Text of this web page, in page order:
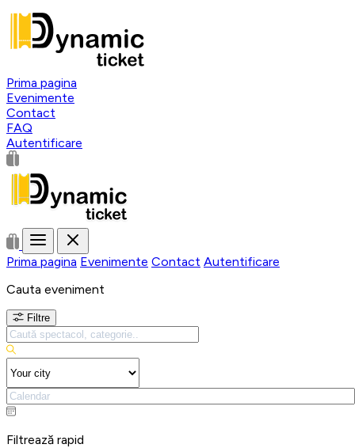
Prima pagina
Evenimente
Contact
FAQ
Autentificare
Prima pagina Evenimente Contact Autentificare
Cauta eveniment
Filtre
Filtrează rapid